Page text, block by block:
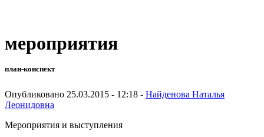
мероприятия
план-конспект
Опубликовано 25.03.2015 - 12:18 - Найденова Наталья
Леонидовна
Мероприятия и выступления